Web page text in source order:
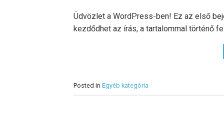
Üdvözlet a WordPress-ben! Ez az első
kezdődhet az írás, a tartalommal történő
Posted in Egyéb kategória